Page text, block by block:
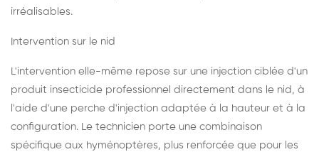
irréalisables.
Intervention sur le nid
L'intervention elle-même repose sur une injection ciblée d'un
produit insecticide professionnel directement dans le nid, à
l'aide d'une perche d'injection adaptée à la hauteur et à la
configuration. Le technicien porte une combinaison
spécifique aux hyménoptères, plus renforcée que pour les